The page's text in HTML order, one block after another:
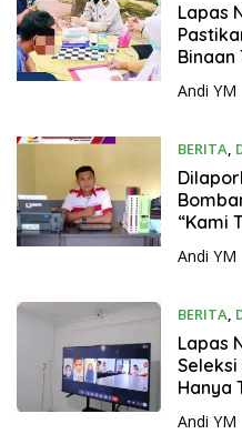
Lapas
Binaan
Andi YM
BERITA,
“Kami
Ruang
Andi YM
BERITA,
Lapas
Hanya
Lolos.
Andi YM